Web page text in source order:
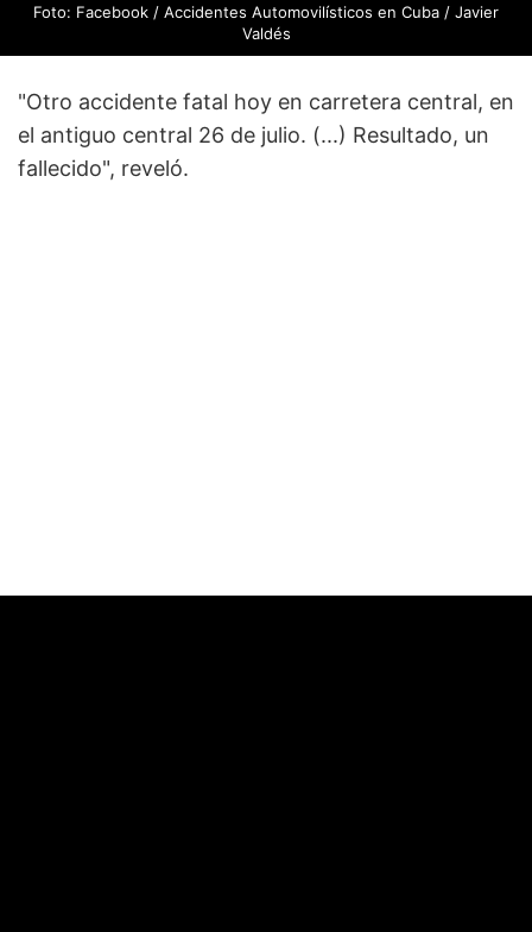
Foto: Facebook / Accidentes Automovilísticos en Cuba / Javier
Valdés
"Otro accidente fatal hoy en carretera central, en
el antiguo central 26 de julio. (...) Resultado, un
fallecido", reveló.